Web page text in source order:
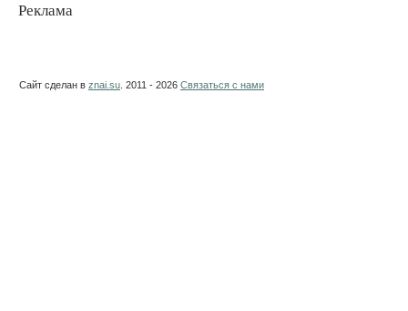
Реклама
Сайт сделан в znai.su . 2011 - 2026 Связаться с нами